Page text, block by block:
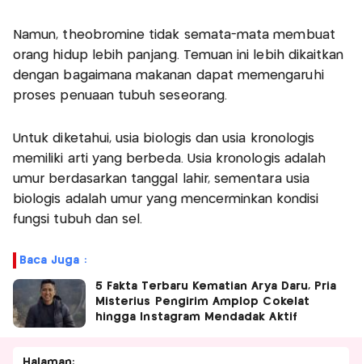
Namun, theobromine tidak semata-mata membuat
orang hidup lebih panjang. Temuan ini lebih dikaitkan
dengan bagaimana makanan dapat memengaruhi
proses penuaan tubuh seseorang.
Untuk diketahui, usia biologis dan usia kronologis
memiliki arti yang berbeda. Usia kronologis adalah
umur berdasarkan tanggal lahir, sementara usia
biologis adalah umur yang mencerminkan kondisi
fungsi tubuh dan sel.
Baca Juga :
5 Fakta Terbaru Kematian Arya Daru, Pria
Misterius Pengirim Amplop Cokelat
hingga Instagram Mendadak Aktif